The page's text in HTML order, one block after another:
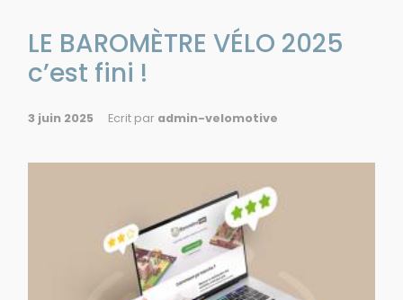
LE BAROMÈTRE VÉLO 2025
c’est fini !
3 juin 2025 Ecrit par admin-velomotive